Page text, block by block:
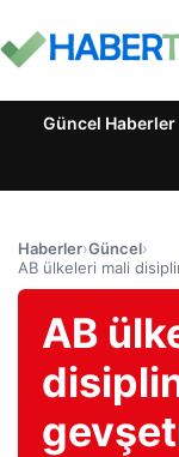
Güncel Haberler
Haberler›Güncel›
AB ülkeleri mali
AB